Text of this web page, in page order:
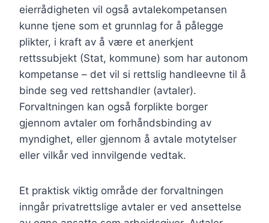
eierrådigheten vil også avtalekompetansen
kunne tjene som et grunnlag for å pålegge
plikter, i kraft av å være et anerkjent
rettssubjekt (Stat, kommune) som har autonom
kompetanse – det vil si rettslig handleevne til å
binde seg ved rettshandler (avtaler).
Forvaltningen kan også forplikte borger
gjennom avtaler om forhåndsbinding av
myndighet, eller gjennom å avtale motytelser
eller vilkår ved innvilgende vedtak.
Et praktisk viktig område der forvaltningen
inngår privatrettslige avtaler er ved ansettelse